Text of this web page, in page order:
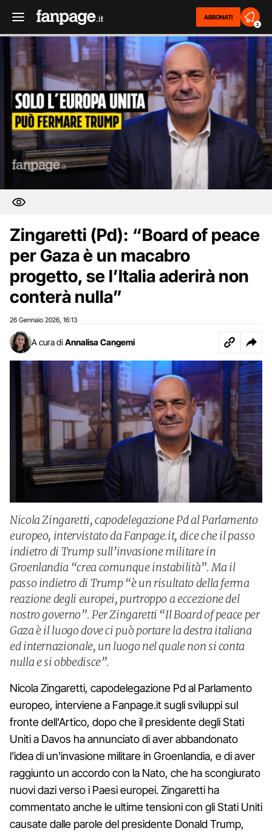
ABBONATI
2
Zingaretti (Pd): “Board of peace
per Gaza è un macabro
progetto, se l’Italia aderirà non
conterà nulla”
26 Gennaio 2026 16:13
A cura di Annalisa Cangemi
Nicola Zingaretti, capodelegazione Pd al Parlamento
europeo, intervistato da Fanpage.it, dice che il passo
indietro di Trump sull’invasione militare in
Groenlandia “crea comunque instabilità”. Ma il
passo indietro di Trump “è un risultato della ferma
reazione degli europei, purtroppo a eccezione del
nostro governo”. Per Zingaretti “Il Board of peace per
Gaza è il luogo dove ci può portare la destra italiana
ed internazionale, un luogo nel quale non si conta
nulla e si obbedisce”.
Nicola Zingaretti, capodelegazione Pd al Parlamento
europeo, interviene a Fanpage.it sugli sviluppi sul
fronte dell'Artico, dopo che il presidente degli Stati
Uniti a Davos ha annunciato di aver abbandonato
l'idea di un'invasione militare in Groenlandia, e di aver
raggiunto un accordo con la Nato, che ha scongiurato
nuovi dazi verso i Paesi europei. Zingaretti ha
commentato anche le ultime tensioni con gli Stati Uniti
causate dalle parole del presidente Donald Trump,